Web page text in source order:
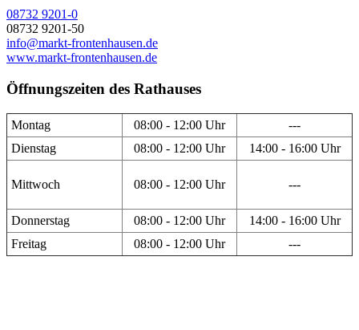
08732 9201-0
08732 9201-50
info@markt-frontenhausen.de
www.markt-frontenhausen.de
Öffnungszeiten des Rathauses
Montag 08:00 - 12:00 Uhr
---
Dienstag
08:00 - 12:00 Uhr 14:00 - 16:00 Uhr
Mittwoch 08:00 - 12:00 Uhr ---
Donnerstag 08:00 - 12:00 Uhr
14:00 - 16:00 Uhr
Freitag
08:00 - 12:00 Uhr ---